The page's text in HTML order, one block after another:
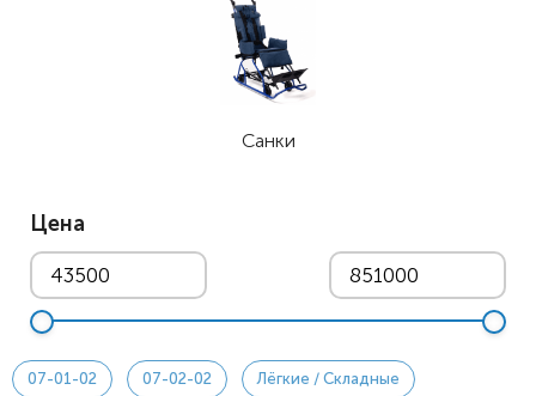
Санки
Цена
07-01-02 07-02-02 Лёгкие / Складные